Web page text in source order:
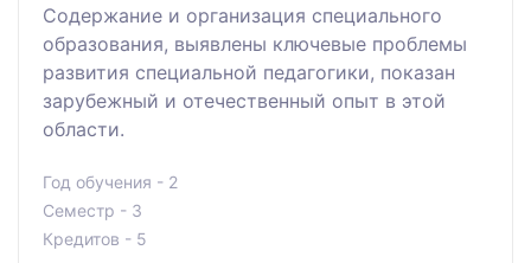
Содержание и организация специального
образования, выявлены ключевые проблемы
развития специальной педагогики, показан
зарубежный и отечественный опыт в этой
области.
Год обучения - 2
Семестр - 3
Кредитов - 5